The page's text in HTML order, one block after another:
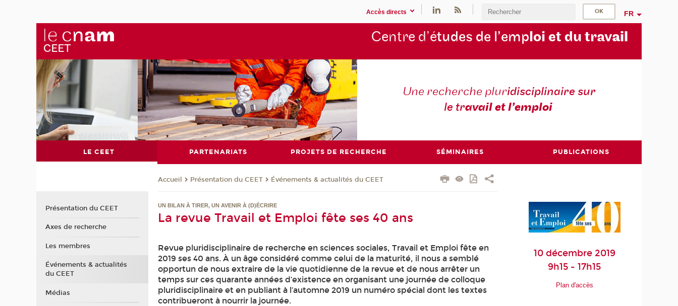
Accès directs FR
Centre d’études de l’emploi et du travail
Une recherche pluridisciplinaire sur
le travail et l’emploi
LE CEET PARTENARIATS PROJETS DE RECHERCHE SÉMINAIRES PUBLICATIONS
Accueil Présentation du CEET Événements & actualités du CEET
UN BILAN À TIRER, UN AVENIR À (D)ÉCRIRE
La revue Travail et Emploi fête ses 40 ans
Revue pluridisciplinaire de recherche en sciences sociales, Travail et Emploi fête en
2019 ses 40 ans. À un âge considéré comme celui de la maturité, il nous a semblé
opportun de nous extraire de la vie quotidienne de la revue et de nous arrêter un
temps sur ces quarante années d’existence en organisant une journée de colloque
pluridisciplinaire et en publiant à l’automne 2019 un numéro spécial dont les textes
contribueront à nourrir la journée.
10 décembre 2019
9h15 - 17h15
Plan d'accès
Présentation du CEET
Axes de recherche
Les membres
Événements & actualités
du CEET
Médias